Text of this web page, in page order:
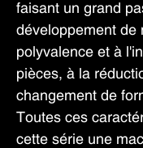
faisant un grand
développement de
polyvalence et à
pièces, à la
changement de
Toutes ces
cette série une